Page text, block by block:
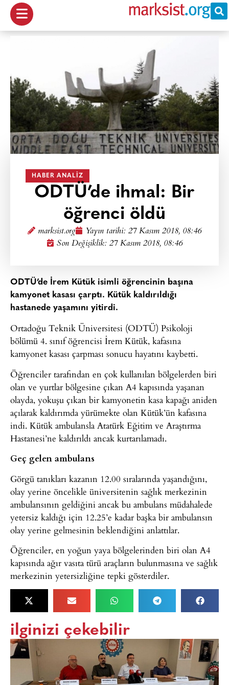
HABER ANALIZ
ODTÜ’de ihmal: Bir
öğrenci öldü
marksist.org Yayın tarihi: 27 Kasım 2018, 08:46
Son Değişiklik: 27 Kasım 2018, 08:46
ODTÜ’de İrem Kütük isimli öğrencinin başına
kamyonet kasası çarptı. Kütük kaldırıldığı
hastanede yaşamını yitirdi.
Ortadoğu Teknik Üniversitesi (ODTÜ) Psikoloji
bölümü 4. sınıf öğrencisi İrem Kütük, kafasına
kamyonet kasası çarpması sonucu hayatını kaybetti.
Öğrenciler tarafından en çok kullanılan bölgelerden biri
olan ve yurtlar bölgesine çıkan A4 kapısında yaşanan
olayda, yokuşu çıkan bir kamyonetin kasa kapağı aniden
açılarak kaldırımda yürümekte olan Kütük’ün kafasına
indi. Kütük ambulansla Atatürk Eğitim ve Araştırma
Hastanesi’ne kaldırıldı ancak kurtarılamadı.
Geç gelen ambulans
Görgü tanıkları kazanın 12.00 sıralarında yaşandığını,
olay yerine öncelikle üniversitenin sağlık merkezinin
ambulansının geldiğini ancak bu ambulans müdahalede
yetersiz kaldığı için 12.25’e kadar başka bir ambulansın
olay yerine gelmesinin beklendiğini anlattılar.
Öğrenciler, en yoğun yaya bölgelerinden biri olan A4
kapısında ağır vasıta türü araçların bulunmasına ve sağlık
merkezinin yetersizliğine tepki gösterdiler.
ilginizi çekebilir